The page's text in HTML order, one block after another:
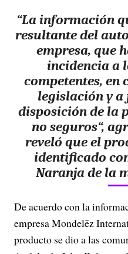
“La información
resultante del
empresa, que
incidencia a
competentes, en
legislación y a
disposición de la
no seguros“,
reveló que el
identificado
Naranja de la
De acuerdo con la
empresa Mondelēz
producto se dio a las